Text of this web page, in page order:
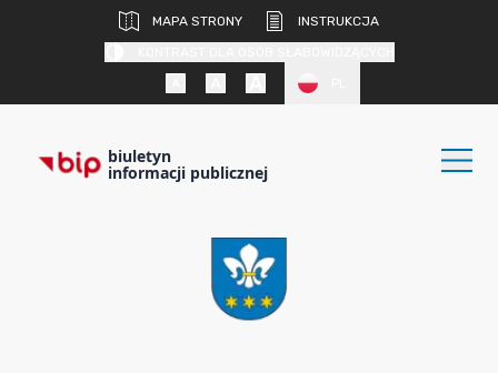
MAPA STRONY
INSTRUKCJA
biuletyn
informacji publicznej